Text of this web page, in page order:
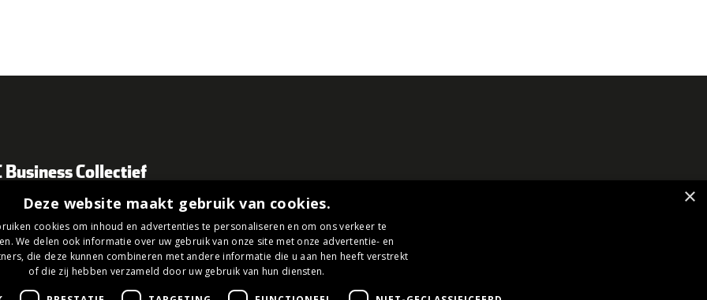
Business Collectief
×
Deze website maakt gebruik van cookies.
cookies om inhoud en advertenties te personaliseren en om ons verkeer te
We delen ook informatie over uw gebruik van onze site met onze advertentie- en
die deze kunnen combineren met andere informatie die u aan hen heeft verstrekt
of die zij hebben verzameld door uw gebruik van hun diensten.